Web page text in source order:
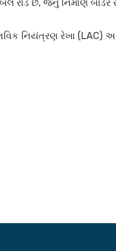
રોડ છે, જેનું નિર્માણ
નિયંત્રણ રેખા (LAC)